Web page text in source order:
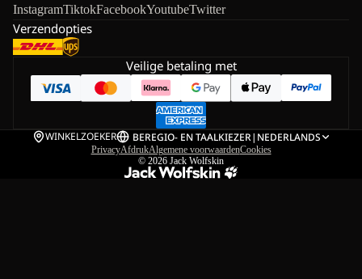
InstagramTiktokFacebookYoutubeTwitter
Verzendopties
Veilige betaling met
WINKELZOEKER BEREGIO- EN TAALKIEZER| NEDERLANDS
PrivacyAfdrukAlgemene voorwaardenCookies
© 2026 Jack Wolfskin